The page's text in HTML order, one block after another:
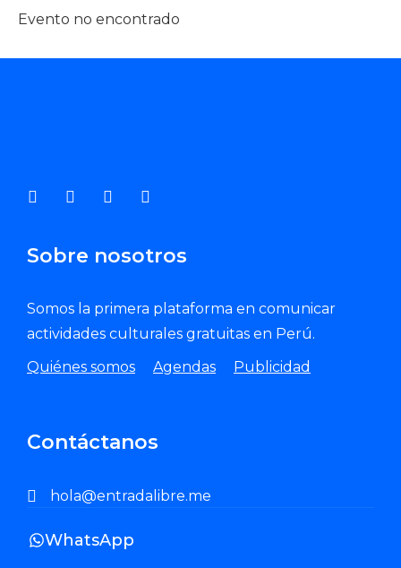
Evento no encontrado
Sobre nosotros
Somos la primera plataforma en comunicar
actividades culturales gratuitas en Perú.
Quiénes somos
Agendas Publicidad
Contáctanos
hola@entradalibre.me
WhatsApp